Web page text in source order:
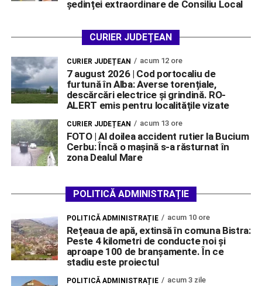
ședinței extraordinare de Consiliu Local
CURIER JUDEȚEAN
CURIER JUDEȚEAN acum 12 ore
7 august 2026 | Cod portocaliu de
furtună în Alba: Averse torențiale,
descărcări electrice și grindină. RO-
ALERT emis pentru localitățile vizate
CURIER JUDEȚEAN acum 13 ore
FOTO | Al doilea accident rutier la Bucium
Cerbu: Încă o mașină s-a răsturnat în
zona Dealul Mare
POLITICĂ ADMINISTRAȚIE
POLITICĂ ADMINISTRAȚIE acum 10 ore
Rețeaua de apă, extinsă în comuna Bistra:
Peste 4 kilometri de conducte noi și
aproape 100 de branșamente. În ce
stadiu este proiectul
POLITICĂ ADMINISTRAȚIE acum 3 zile